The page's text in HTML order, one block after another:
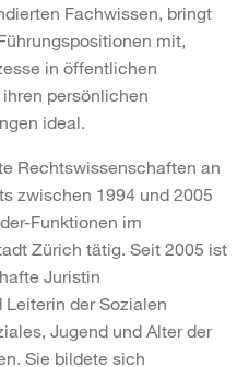
Fachwissen, bringt
mit,
in öffentlichen
persönlichen
ideal.
Rechtswissenschaften an
zwischen 1994 und 2005
Funktionen im
Zürich tätig. Seit 2005 ist
Juristin
der Sozialen
Jugend und Alter der
Sie bildete sich